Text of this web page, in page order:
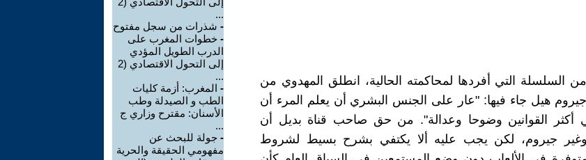
السلسلة التي أفردها لمحاكمته الحالية، انطلق المهدوي من
هيل جاء فيها: "عار على الجنس البشري أن يعلم المرء أن
أكثر القوانين وضوحا وعدالة". من حق صاحب قناة بديل أن
جيروم، لكن يجب عليه ألا يكتفي بشرح بسيط لشروط
...
- شذرات من سجل مفتوح
- خطوات المغرب على
الدرب الطويل المؤدي
إلى التحول الاقتصادي (2
...
- المغرب: أزمة كليات
الطب و الصيدلة وطب
الأسنان: مقترح وزاري ج
...
- جولة للبحث عن
مفهومي الحقيقة والحرية